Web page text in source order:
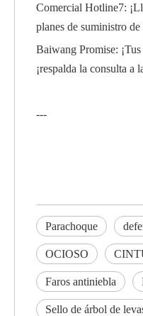
Comercial Hotline7:
planes de suministro
Baiwang Promise:
¡respalda la consulta a
---
Parachoque
OCIOSO
Faros antiniebla
Sello de árbol de